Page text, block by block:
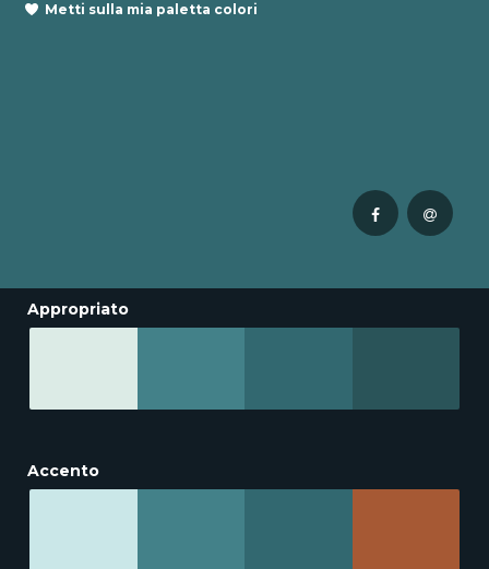
Metti sulla mia paletta colori
Appropriato
Accento